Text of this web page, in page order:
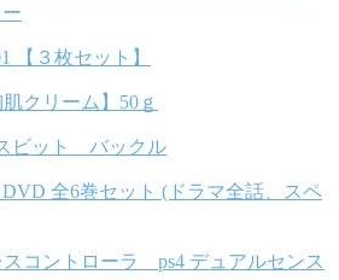
【３枚セット】
クリーム】50ｇ
ビット バックル
全6巻セット (ドラマ全話、スペ
スコントローラ ps4 デュアルセンス